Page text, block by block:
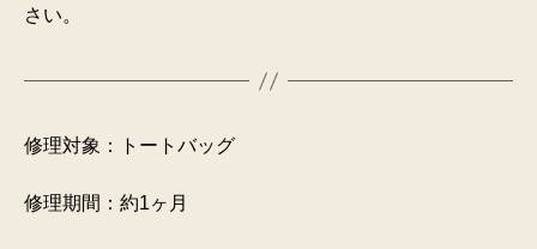
さい。
修理対象：トートバッグ
修理期間：約1ヶ月